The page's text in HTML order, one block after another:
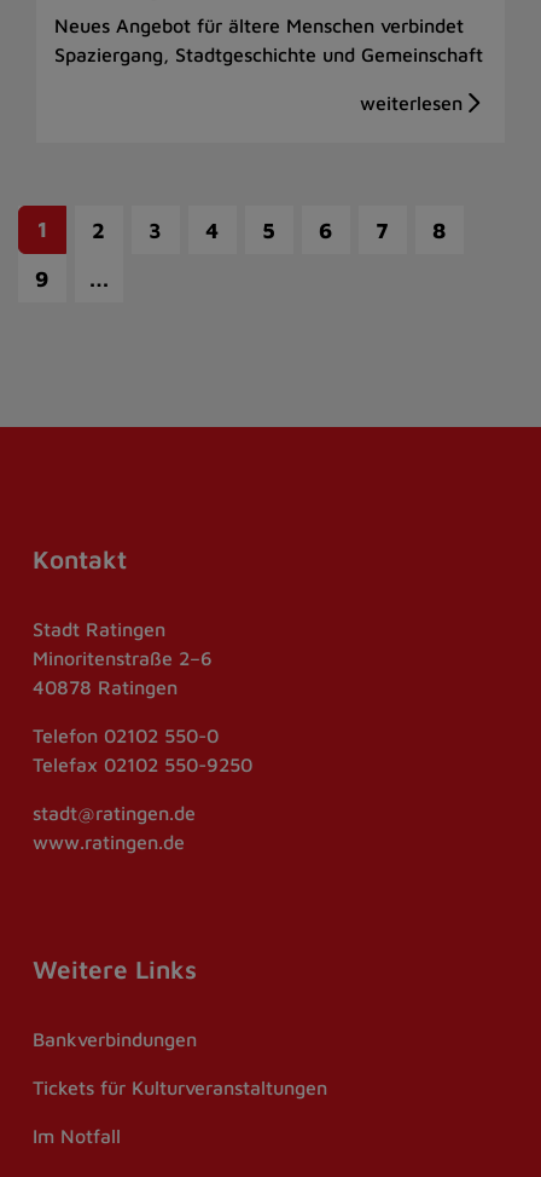
Neues Angebot für ältere Menschen verbindet
Spaziergang, Stadtgeschichte und Gemeinschaft
1 2 3 4 5 6 7
8
9
…
Kontakt
Stadt Ratingen
Minoritenstraße 2–6
40878 Ratingen
Telefon 02102 550-0
Telefax 02102 550-9250
stadt@ratingen.de
www.ratingen.de
Weitere Links
Bankverbindungen
Tickets für Kulturveranstaltungen
Im Notfall